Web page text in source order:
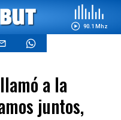
90.1 Mhz
a la
juntos,